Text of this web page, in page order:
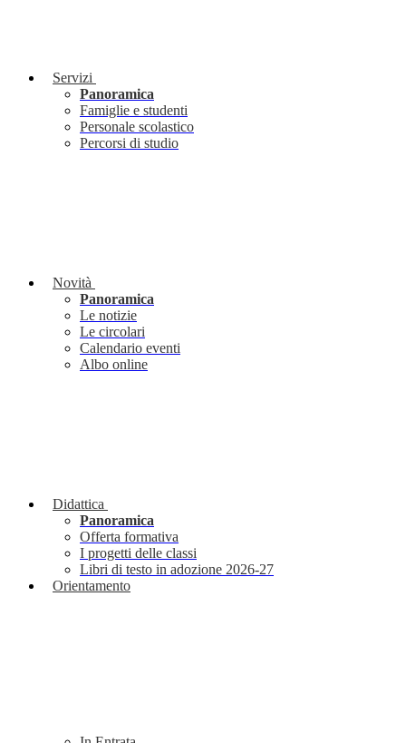
Servizi
Panoramica
Famiglie e studenti
Personale scolastico
Percorsi di studio
Novità
Panoramica
Le notizie
Le circolari
Calendario eventi
Albo online
Didattica
Panoramica
Offerta formativa
I progetti delle classi
Libri di testo in adozione 2026-27
Orientamento